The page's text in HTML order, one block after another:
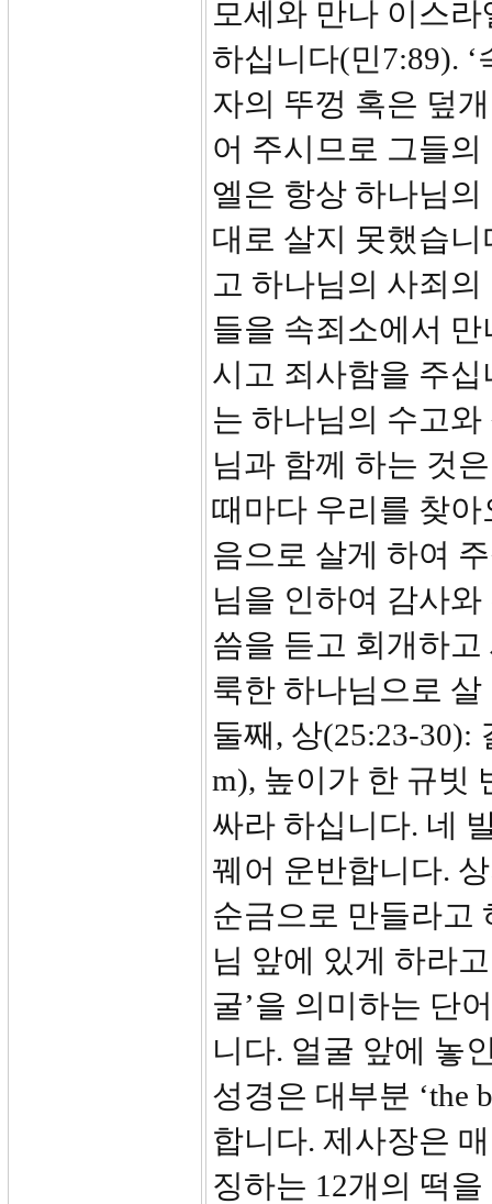
모세와 만나 이스
하십니다(민7:89).
자의 뚜껑 혹은 덮
어 주시므로 그들
엘은 항상 하나님
대로 살지 못했습
고 하나님의 사죄
들을 속죄소에서
시고 죄사함을 주
는 하나님의 수고
님과 함께 하는 것
때마다 우리를 찾
음으로 살게 하여
님을 인하여 감사
씀을 듣고 회개하
룩한 하나님으로
둘째, 상(25:23-30):
m), 높이가 한 규빗
싸라 하십니다. 네
꿰어 운반합니다.
순금으로 만들라고
님 앞에 있게 하라
굴’을 의미하는 단
니다. 얼굴 앞에 놓
성경은 대부분 ‘the
합니다. 제사장은
징하는 12개의 떡